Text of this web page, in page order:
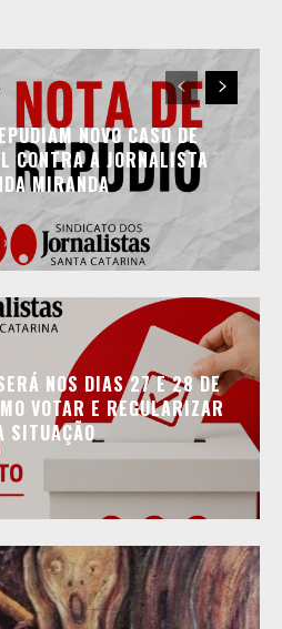
NOVO CASO DE
CONTRA A JORNALISTA
MIRANDA
NOS DIAS 27 E 28 DE
VOTAR E REGULARIZAR
SITUAÇÃO